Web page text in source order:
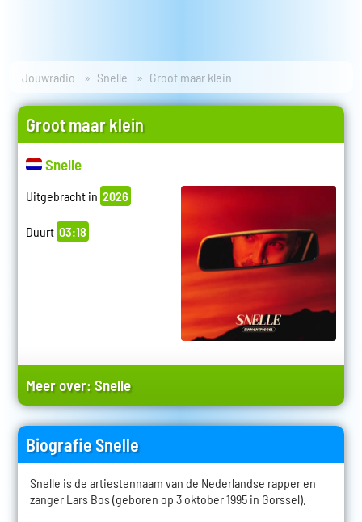
Jouwradio Snelle Groot maar klein
Groot maar klein
Snelle
Uitgebracht in 2026
Duurt 03:18
Meer over:Snelle
Biografie Snelle
Snelle is de artiestennaam van de Nederlandse rapper en
zanger Lars Bos (geboren op 3 oktober 1995 in Gorssel).